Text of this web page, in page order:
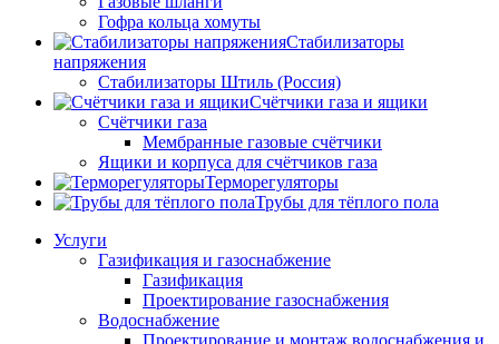
Гофра кольца хомуты
Стабилизаторы
напряжения
Стабилизаторы Штиль (Россия)
Счётчики газа и ящики
Счётчики газа
Мембранные газовые счётчики
Ящики и корпуса для счётчиков газа
Терморегуляторы
Трубы для тёплого пола
Услуги
Газификация и газоснабжение
Газификация
Проектирование газоснабжения
Водоснабжение
Проектирование и монтаж водоснабжения и